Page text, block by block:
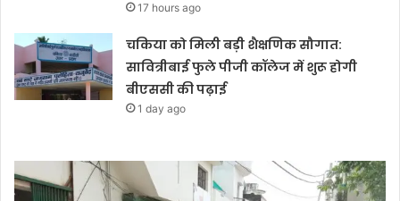
17 hours ago
चकिया को मिली बड़ी शैक्षणिक सौगात:
सावित्रीबाई फुले पीजी कॉलेज में शुरू होगी
बीएससी की पढ़ाई
1 day ago